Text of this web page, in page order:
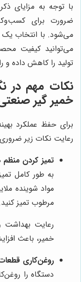
با توجه به مزایای
ضرورت برای
می‌شود. با انتخاب یک
می‌توانید کیفیت
تولید را کاهش داده و
نکات مهم در
خمیر گیر
برای حفظ عملکرد
رعایت نکات زیر
تمیز کردن منظم
به طور کامل
مواد شوینده
مرطوب تمیز
رعایت بهداشت
خمیر، باعث
روغن‌کاری
دستگاه را